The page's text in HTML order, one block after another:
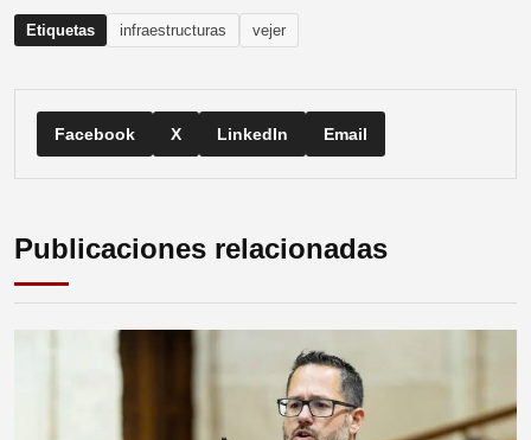
Etiquetas infraestructuras vejer
Facebook X LinkedIn Email
Publicaciones relacionadas